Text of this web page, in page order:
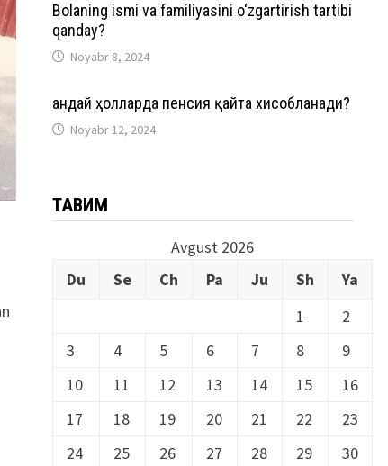
Bolaning ismi va familiyasini o‘zgartirish tartibi
qanday?
Noyabr 8, 2024
Қандай ҳолларда пенсия қайта хисобланади?
Noyabr 12, 2024
ТАҚВИМ
Avgust 2026
Du
Se Ch Pa Ju Sh
Ya
1
2
3
4 5 6 7 8
9
10
11 12 13 14 15
16
17
18 19 20 21 22
23
24
25 26 27 28 29
30